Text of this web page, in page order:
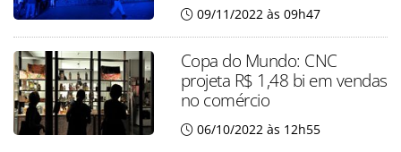
09/11/2022 às 09h47
Copa do Mundo: CNC
projeta R$ 1,48 bi em vendas
no comércio
06/10/2022 às 12h55